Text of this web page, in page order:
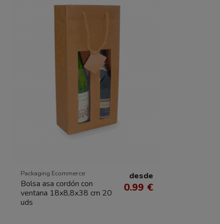
Packaging Ecommerce
Bolsa asa cordón con
ventana 18x8,8x38 cm 20
uds
desde
0.99 €